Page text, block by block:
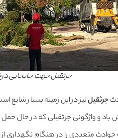
جرثقیل جهت جابجایی
جرثقیلنیز در این زمینه بسیار
باد و واژگونی جرثقیلی که در حال
متعددی را در هنگام نگهداری از